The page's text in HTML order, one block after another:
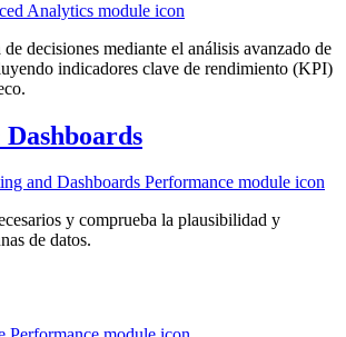
decisiones mediante el análisis avanzado de
indicadores clave de rendimiento (KPI)
y comprueba la plausibilidad y
de datos.